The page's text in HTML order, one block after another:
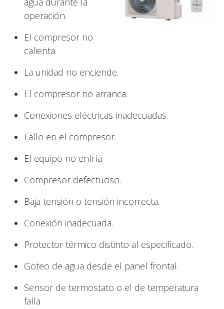
operación.
El compresor no
calienta.
La unidad no enciende.
El compresor no arranca.
Conexiones eléctricas inadecuadas.
Fallo en el compresor.
El equipo no enfría.
Compresor defectuoso.
Baja tensión o tensión incorrecta.
Conexión inadecuada.
Protector térmico distinto al especificado.
Goteo de agua desde el panel frontal.
Sensor de termostato o el de temperatura
falla.